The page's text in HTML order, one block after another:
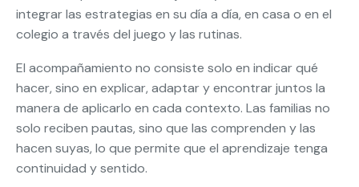
integrar las estrategias en su día a día, en casa o en el
colegio a través del juego y las rutinas.
El acompañamiento no consiste solo en indicar qué
hacer, sino en explicar, adaptar y encontrar juntos la
manera de aplicarlo en cada contexto. Las familias no
solo reciben pautas, sino que las comprenden y las
hacen suyas, lo que permite que el aprendizaje tenga
continuidad y sentido.